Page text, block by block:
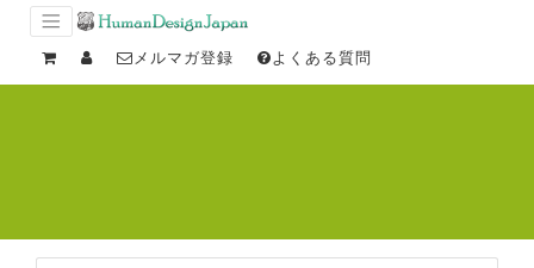
メルマガ登録 よくある質問